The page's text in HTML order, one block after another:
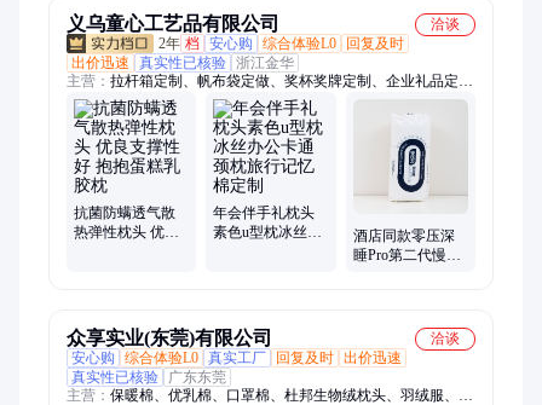
义乌童心工艺品有限公司
洽谈
2年 档 安心购 综合体验L0
回复及时
出价迅速
真实性已核验 浙江金华
主营： 拉杆箱定制、帆布袋定做、奖杯奖牌定制、企业礼品定
制、保温杯定制、茶具定制、礼品套装定制、冰箱贴定制、文创
礼品定制、商务礼品定制、运动包定制、伴手礼定制、毛绒公仔
定制、高端礼品定制、节日礼品定制、员工伴手礼定制、POLO
衫定制、定制礼盒、笔记本定制、办公礼品定制、周年庆礼品定
制、T恤文化衫定制、钛杯定制、纪念章定制
抗菌防螨透气散
热弹性枕头 优良
年会伴手礼枕头
素色u型枕冰丝办
酒店同款零压深
睡Pro第二代慢回
众享实业(东莞)有限公司
洽谈
安心购
综合体验L0 真实工厂 回复及时 出价迅速
真实性已核验
广东东莞
主营： 保暖棉、优乳棉、口罩棉、杜邦生物绒枕头、羽绒服、无